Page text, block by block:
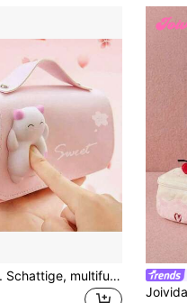
1-delige set. Schattige, multifunctionele, grote capaciteit, beer-vormige stressverlichtende etui voor basisschoolleerlingen. Geschikt voor school, potloodtassen, rugzakken en kantoorartikelen.,Terug naar school